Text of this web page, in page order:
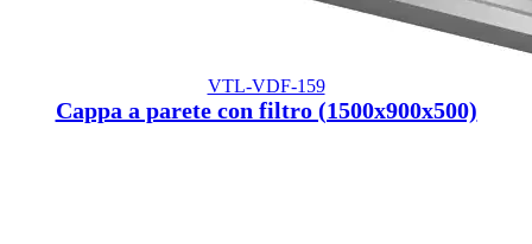
VTL-VDF-159
Cappa a parete con filtro (1500x900x500)